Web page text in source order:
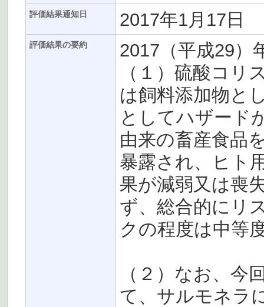
評価結果通知日 2017年1月17日
評価結果の要約
2017（平成29）
（１）硫酸コリ
は飼料添加物と
としてハザード
由来の畜産食品
暴露され、ヒト
果が減弱又は喪
ず、総合的にリ
クの程度は中等
（２）なお、今
て、サルモネラ